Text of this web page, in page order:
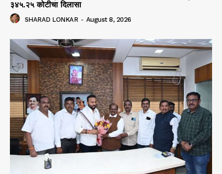
३४५.२५ कोटीचा दिलासा
SHARAD LONKAR - August 8, 2026